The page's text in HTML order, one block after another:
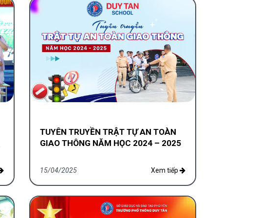
TUYÊN TRUYỀN TRẬT TỰ AN TOÀN
GIAO THÔNG NĂM HỌC 2024 – 2025
15/04/2025 Xem tiếp